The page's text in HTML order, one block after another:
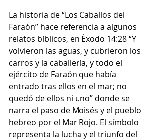
La historia de “Los Caballos del
Faraón” hace referencia a algunos
relatos bíblicos, en Éxodo 14:28 “Y
volvieron las aguas, y cubrieron los
carros y la caballería, y todo el
ejército de Faraón que había
entrado tras ellos en el mar; no
quedó de ellos ni uno” donde se
narra el paso de Moisés y el pueblo
hebreo por el Mar Rojo. El símbolo
representa la lucha y el triunfo del